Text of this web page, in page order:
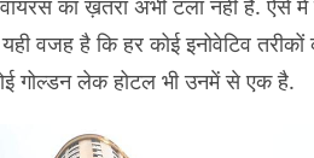
का ख़तरा अभी टला नहीं है. ऐसे
वजह है कि हर कोई इनोवेटिव
गोल्डन लेक होटल भी उनमें से एक है.